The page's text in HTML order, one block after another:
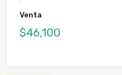
Venta
$46,100